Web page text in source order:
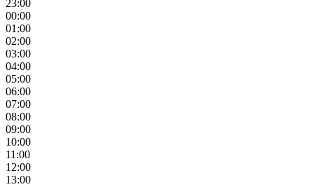
23:00
00:00
01:00
02:00
03:00
04:00
05:00
06:00
07:00
08:00
09:00
10:00
11:00
12:00
13:00